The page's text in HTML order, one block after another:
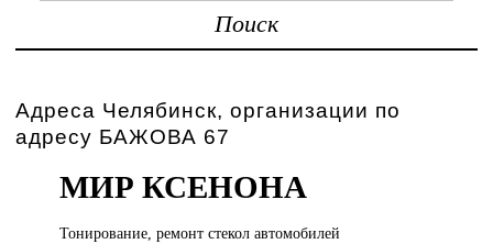
Поиск
Адреса Челябинск, организации по
адресу БАЖОВА 67
МИР КСЕНОНА
Тонирование, ремонтстекол автомобилей